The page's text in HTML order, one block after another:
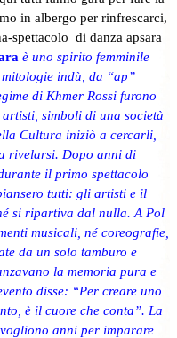
in albergo per rinfrescarci,
spettacolo di danza apsara
è uno spirito femminile
indù, da “ap”
di Khmer Rossi furono
simboli di una società
Cultura iniziò a cercarli,
rivelarsi. Dopo anni di
il primo spettacolo
tutti: gli artisti e il
si ripartiva dal nulla. A Pol
musicali, né coreografie,
da un solo tamburo e
la memoria pura e
disse: “Per creare uno
è il cuore che conta”. La
anni per imparare